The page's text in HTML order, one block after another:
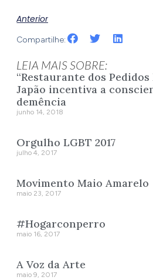
Anterior
Compartilhe:
LEIA MAIS SOBRE:
“Restaurante dos
Japão incentiva a
demência
junho 14, 2018
Orgulho LGBT 2017
julho 4, 2017
Movimento Maio Amarelo
maio 23, 2017
#Hogarconperro
maio 16, 2017
A Voz da Arte
maio 9, 2017